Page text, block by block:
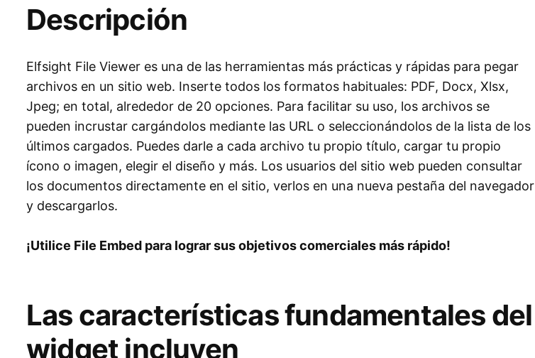
Descripción
Elfsight File Viewer es una de las herramientas más prácticas y rápidas para pegar
archivos en un sitio web. Inserte todos los formatos habituales: PDF, Docx, Xlsx,
Jpeg; en total, alrededor de 20 opciones. Para facilitar su uso, los archivos se
pueden incrustar cargándolos mediante las URL o seleccionándolos de la lista de los
últimos cargados. Puedes darle a cada archivo tu propio título, cargar tu propio
ícono o imagen, elegir el diseño y más. Los usuarios del sitio web pueden consultar
los documentos directamente en el sitio, verlos en una nueva pestaña del navegador
y descargarlos.
¡Utilice File Embed para lograr sus objetivos comerciales más rápido!
Las características fundamentales del
widget incluyen